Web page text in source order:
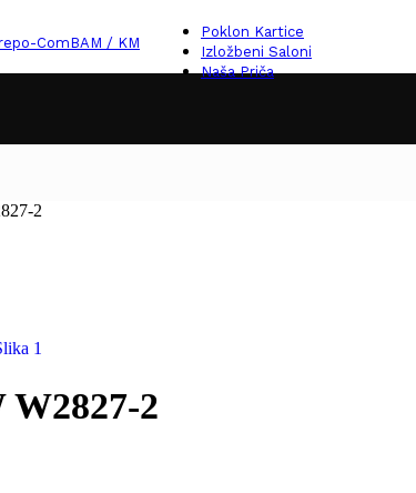
BAM / KM
Poklon Kartice
Izložbeni Saloni
Naša Priča
2
2